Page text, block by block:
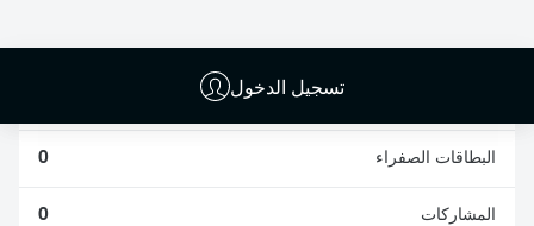
تسجيل الدخول
البطاقات الصفراء 0
المشاركات 0